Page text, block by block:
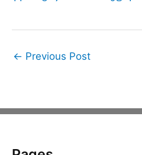
← Previous Post